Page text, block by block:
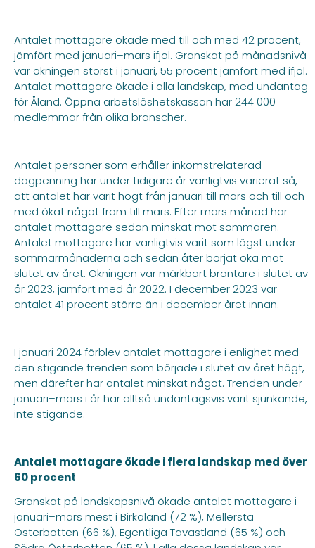
Antalet mottagare ökade med till och med 42 procent,
jämfört med januari–mars ifjol. Granskat på månadsnivå
var ökningen störst i januari, 55 procent jämfört med ifjol.
Antalet mottagare ökade i alla landskap, med undantag
för Åland. Öppna arbetslöshetskassan har 244 000
medlemmar från olika branscher.
Antalet personer som erhåller inkomstrelaterad
dagpenning har under tidigare år vanligtvis varierat så,
att antalet har varit högt från januari till mars och till och
med ökat något fram till mars. Efter mars månad har
antalet mottagare sedan minskat mot sommaren.
Antalet mottagare har vanligtvis varit som lägst under
sommarmånaderna och sedan åter börjat öka mot
slutet av året. Ökningen var märkbart brantare i slutet av
år 2023, jämfört med år 2022. I december 2023 var
antalet 41 procent större än i december året innan.
I januari 2024 förblev antalet mottagare i enlighet med
den stigande trenden som började i slutet av året högt,
men därefter har antalet minskat något. Trenden under
januari–mars i år har alltså undantagsvis varit sjunkande,
inte stigande.
Antalet mottagare ökade i flera landskap med över
60 procent
Granskat på landskapsnivå ökade antalet mottagare i
januari–mars mest i Birkaland (72 %), Mellersta
Österbotten (66 %), Egentliga Tavastland (65 %) och